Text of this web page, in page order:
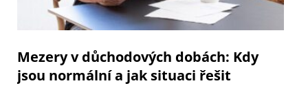
Mezery v důchodových dobách: Kdy
jsou normální a jak situaci řešit